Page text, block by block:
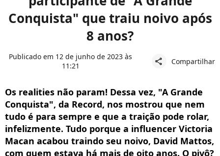
Conquista" que traiu noivo após
8 anos?
Publicado em 12 de junho de 2023 às
11:21
share Compartilhar
Os realities não param! Dessa vez, "A Grande
Conquista", da Record, nos mostrou que nem
tudo é para sempre e que a traição pode rolar,
infelizmente. Tudo porque a influencer Victoria
Macan acabou traindo seu noivo, David Mattos,
com quem estava há mais de oito anos. O pivô?